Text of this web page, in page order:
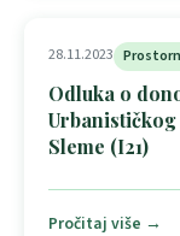
28.11.2023
Odluka o
Urbanističkog
Sleme (I21)
Pročitaj više →